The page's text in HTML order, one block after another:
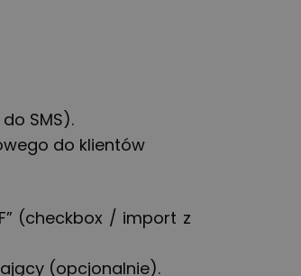
SMS).
do klientów
(checkbox / import z
(opcjonalnie).